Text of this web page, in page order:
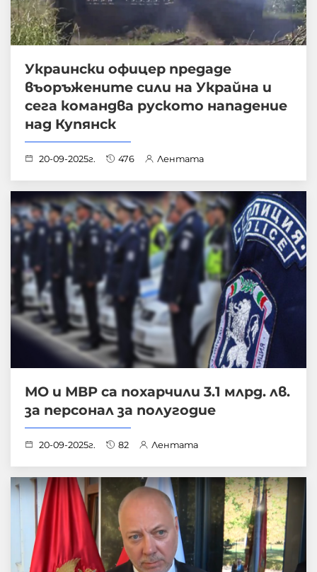
Украински офицер предаде
въоръжените сили на Украйна и
сега командва руското нападение
над Купянск
20-09-2025г. 476 Лентата
МО и МВР са похарчили 3.1 млрд. лв.
за персонал за полугодие
20-09-2025г. 82 Лентата